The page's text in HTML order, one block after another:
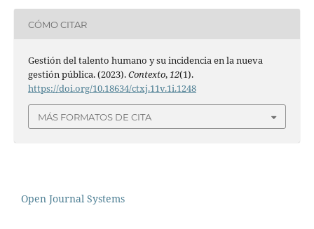
CÓMO CITAR
Gestión del talento humano y su incidencia en la nueva
gestión pública. (2023).Contexto,12(1).
https://doi.org/10.18634/ctxj.11v.1i.1248
MÁS FORMATOS DE CITA
Open Journal Systems